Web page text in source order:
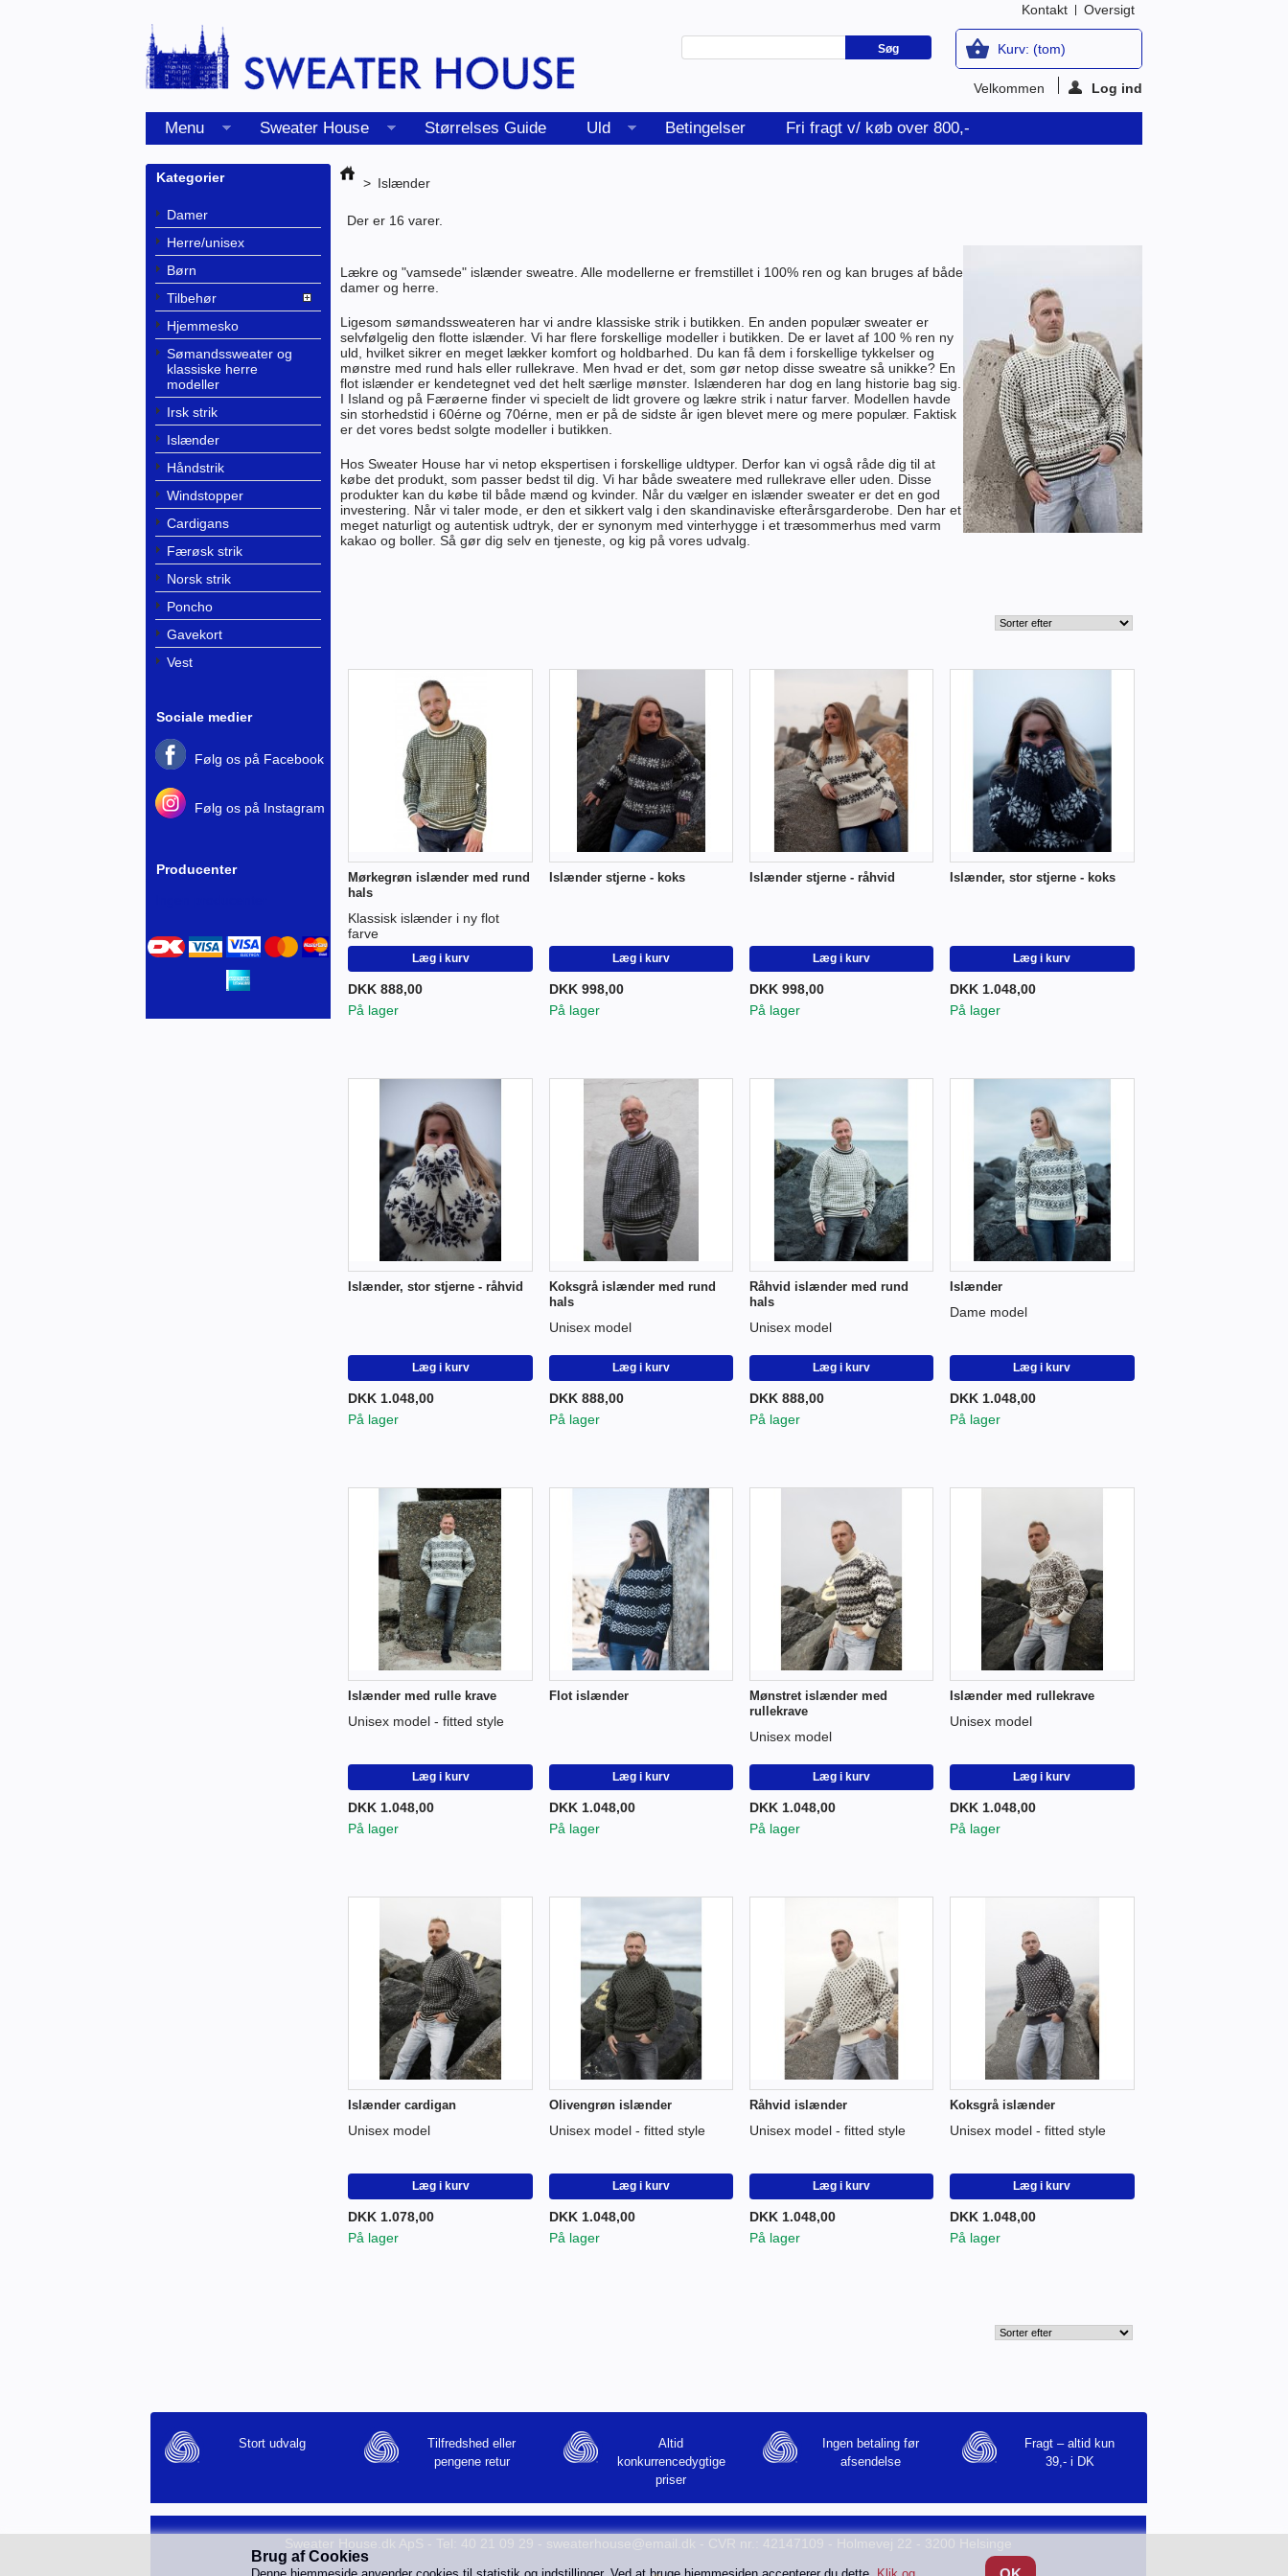
Kontakt Oversigt
Kurv: (tom)
Velkommen Log ind
Menu Sweater House Størrelses Guide Uld Betingelser Fri fragt v/ køb over 800,-
Kategorier
Damer
Herre/unisex
Børn
Tilbehør
Hjemmesko
Sømandssweater og
klassiske herre
modeller
Irsk strik
Islænder
Håndstrik
Windstopper
Cardigans
Færøsk strik
Norsk strik
Poncho
Gavekort
Vest
Sociale medier
Følg os på Facebook
Følg os på Instagram
Producenter
> Islænder
Der er 16 varer.
Lækre og "vamsede" islænder sweatre. Alle modellerne er fremstillet i 100% ren og kan bruges af både
damer og herre.
Ligesom sømandssweateren har vi andre klassiske strik i butikken. En anden populær sweater er
selvfølgelig den flotte islænder. Vi har flere forskellige modeller i butikken. De er lavet af 100 % ren ny
uld, hvilket sikrer en meget lækker komfort og holdbarhed. Du kan få dem i forskellige tykkelser og
mønstre med rund hals eller rullekrave. Men hvad er det, som gør netop disse sweatre så unikke? En
flot islænder er kendetegnet ved det helt særlige mønster. Islænderen har dog en lang historie bag sig.
I Island og på Færøerne finder vi specielt de lidt grovere og lækre strik i natur farver. Modellen havde
sin storhedstid i 60érne og 70érne, men er på de sidste år igen blevet mere og mere populær. Faktisk
er det vores bedst solgte modeller i butikken.
Hos Sweater House har vi netop ekspertisen i forskellige uldtyper. Derfor kan vi også råde dig til at
købe det produkt, som passer bedst til dig. Vi har både sweatere med rullekrave eller uden. Disse
produkter kan du købe til både mænd og kvinder. Når du vælger en islænder sweater er det en god
investering. Når vi taler mode, er den et sikkert valg i den skandinaviske efterårsgarderobe. Den har et
meget naturligt og autentisk udtryk, der er synonym med vinterhygge i et træsommerhus med varm
kakao og boller. Så gør dig selv en tjeneste, og kig på vores udvalg.
Mørkegrøn islænder med rund
hals
Klassisk islænder i ny flot
farve
Læg i kurv
DKK 888,00
På lager
Islænder stjerne - koks
Læg i kurv
DKK 998,00
På lager
Islænder stjerne - råhvid
Læg i kurv
DKK 998,00
På lager
Islænder, stor stjerne - koks
Læg i kurv
DKK 1.048,00
På lager
Islænder, stor stjerne - råhvid
Læg i kurv
DKK 1.048,00
På lager
Koksgrå islænder med rund
hals
Unisex model
Læg i kurv
DKK 888,00
På lager
Råhvid islænder med rund
hals
Unisex model
Læg i kurv
DKK 888,00
På lager
Islænder
Dame model
Læg i kurv
DKK 1.048,00
På lager
Islænder med rulle krave
Unisex model - fitted style
Læg i kurv
DKK 1.048,00
På lager
Flot islænder
Læg i kurv
DKK 1.048,00
På lager
Mønstret islænder med
rullekrave
Unisex model
Læg i kurv
DKK 1.048,00
På lager
Islænder med rullekrave
Unisex model
Læg i kurv
DKK 1.048,00
På lager
Islænder cardigan
Unisex model
Læg i kurv
DKK 1.078,00
På lager
Olivengrøn islænder
Unisex model - fitted style
Læg i kurv
DKK 1.048,00
På lager
Råhvid islænder
Unisex model - fitted style
Læg i kurv
DKK 1.048,00
På lager
Koksgrå islænder
Unisex model - fitted style
Læg i kurv
DKK 1.048,00
På lager
Stort udvalg
Tilfredshed eller
pengene retur
Altid
konkurrencedygtige
priser
Ingen betaling før
afsendelse
Fragt – altid kun
39,- i DK
Brug af Cookies
Sweater House.dk ApS - Tel: 40 21 09 29 - sweaterhouse@email.dk - CVR nr.: 42147109 - Holmevej 22 - 3200 Helsinge